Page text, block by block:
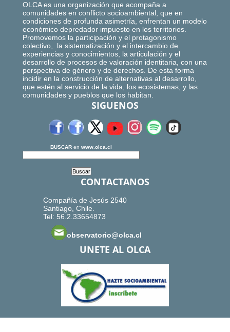
OLCA es una organización que acompaña a
comunidades en conflicto socioambiental, que en
condiciones de profunda asimetría, enfrentan un modelo
económico depredador impuesto en los territorios.
Promovemos la participación y el protagonismo
colectivo, la sistematización y el intercambio de
experiencias y conocimientos, la articulación y el
desarrollo de procesos de valoración identitaria, con una
perspectiva de género y de derechos. De esta forma
incidir en la construcción de alternativas al desarrollo,
que estén al servicio de la vida, los ecosistemas, y las
comunidades y pueblos que los habitan.
SIGUENOS
BUSCAR en www.olca.cl
CONTACTANOS
Compañía de Jesús 2540
Santiago, Chile.
Tel: 56.2.33654873
observatorio@olca.cl
UNETE AL OLCA